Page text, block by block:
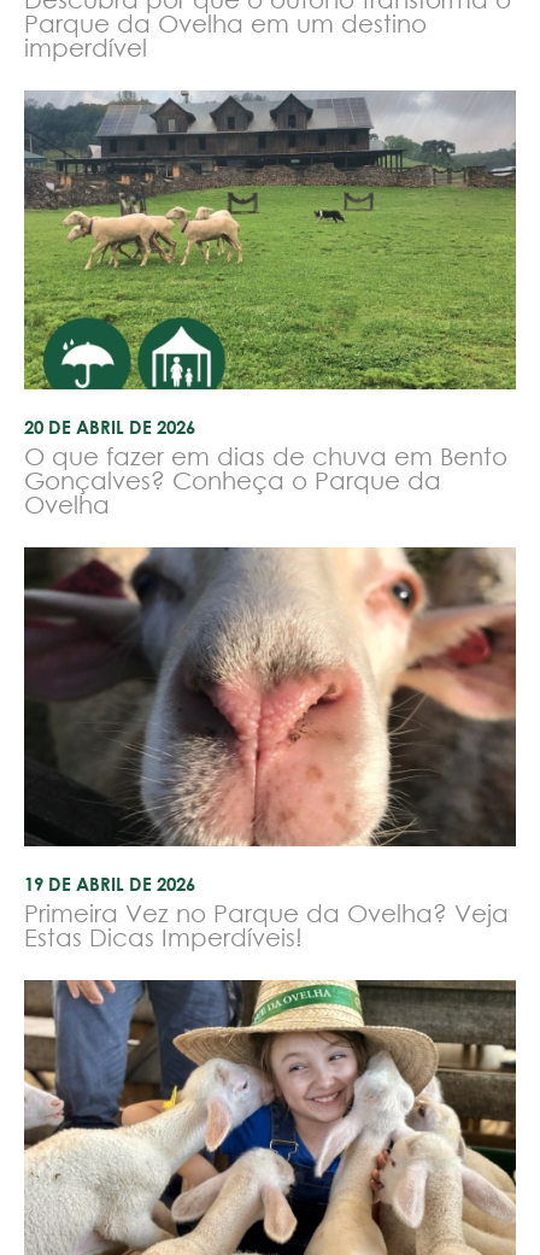
Parque da Ovelha em um destino
imperdível
20 DE ABRIL DE 2026
O que fazer em dias de chuva em Bento
Gonçalves? Conheça o Parque da
Ovelha
19 DE ABRIL DE 2026
Primeira Vez no Parque da Ovelha? Veja
Estas Dicas Imperdíveis!